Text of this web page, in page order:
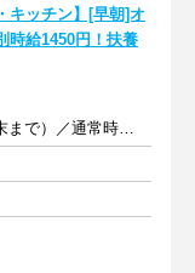
キッチン】[早朝]オ
時給1450円！扶養
特別時給1450円～（11月末まで）／通常時給1350円～ ※交通費